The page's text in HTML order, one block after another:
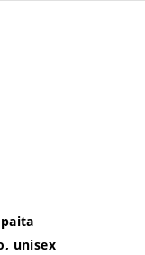
unisex